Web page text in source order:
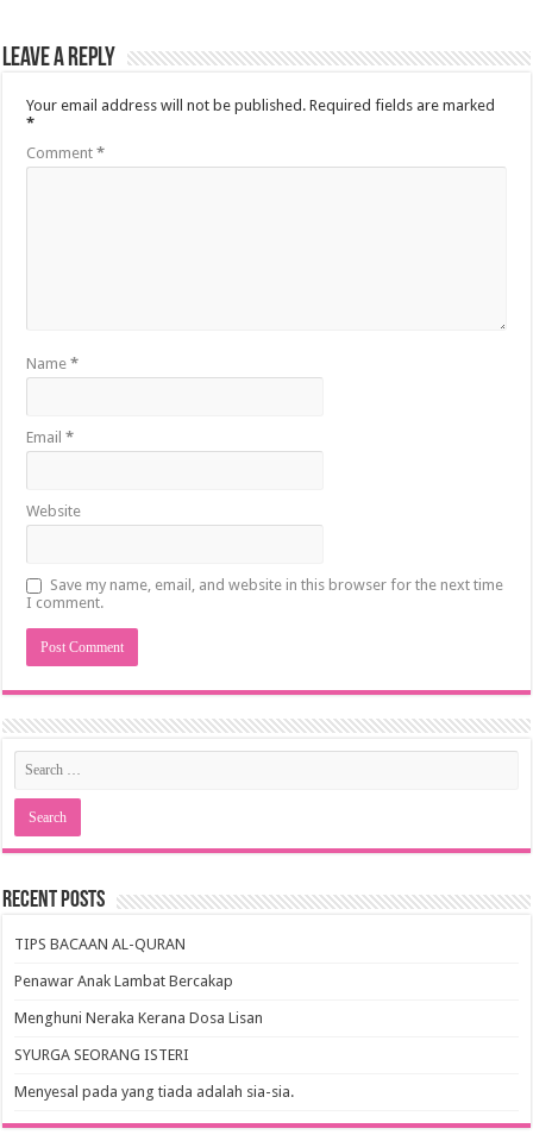
Leave a Reply
Your email address will not be published. Required fields are marked
*
Comment*
Name*
Email*
Website
Save my name, email, and website in this browser for the next time
I comment.
Recent Posts
TIPS BACAAN AL-QURAN
Penawar Anak Lambat Bercakap
Menghuni Neraka Kerana Dosa Lisan
SYURGA SEORANG ISTERI
Menyesal pada yang tiada adalah sia-sia.